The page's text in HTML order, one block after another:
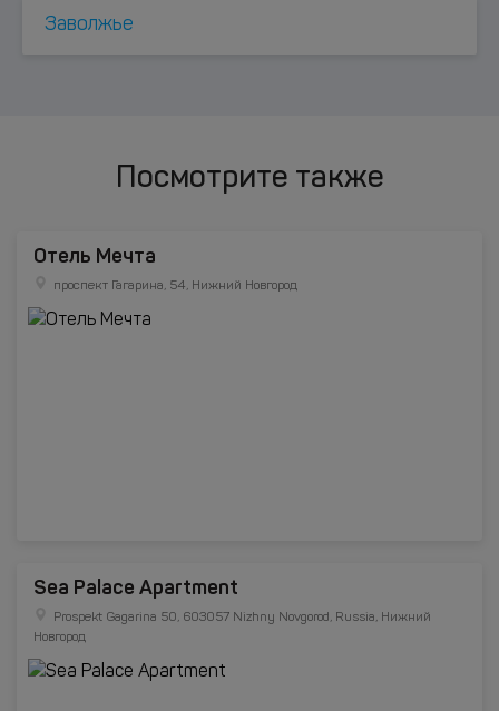
Заволжье
Посмотрите также
Отель Мечта
проспект Гагарина, 54, Нижний Новгород
Sea Palace Apartment
Prospekt Gagarina 50, 603057 Nizhny Novgorod, Russia, Нижний
Новгород